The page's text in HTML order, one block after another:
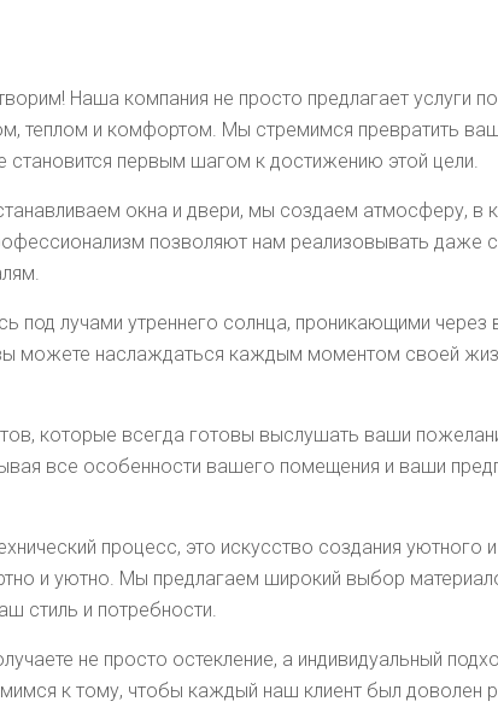
Наша компания не просто предлагает услуги
теплом и комфортом. Мы стремимся превратить
становится первым шагом к достижению этой цели.
окна и двери, мы создаем атмосферу, в
позволяют нам реализовывать даже
под лучами утреннего солнца, проникающими
вы можете наслаждаться каждым моментом своей
которые всегда готовы выслушать ваши
все особенности вашего помещения и ваши
процесс, это искусство создания уютного
и уютно. Мы предлагаем широкий выбор
стиль и потребности.
не просто остекление, а индивидуальный
к тому, чтобы каждый наш клиент был доволен